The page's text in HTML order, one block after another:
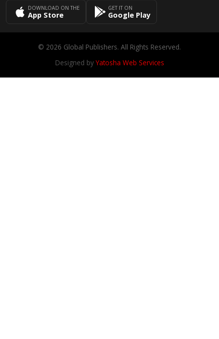
DOWNLOAD ON THE
App Store
GET IT ON
Google Play
© 2026 Global Publishers. All Rights Reserved.
Designed byYatosha Web Services